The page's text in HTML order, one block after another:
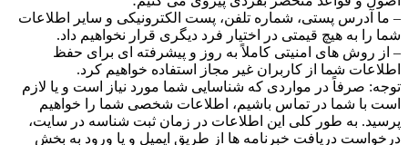
– ما آدرس پستی، شماره تلفن، پست الکترونیکی و سایر اطلاعات
شما را به هیچ قیمتی در اختیار فرد دیگری قرار نخواهیم داد.
– از روش های امنیتی کاملاً به روز و پیشرفته ای برای حفظ
اطلاعات شما از کاربران غیر مجاز استفاده خواهیم کرد.
توجه: صرفاً در مواردی که شناسایی شما مورد نیاز است و یا لازم
است با شما در تماس باشیم، اطلاعات شخصی شما را خواهیم
پرسید. به طور کلی این اطلاعات در زمان ثبت شناسه در سایت،
درخواست دریافت خبرنامه ها از طریق ایمیل و یا ورود به بخش